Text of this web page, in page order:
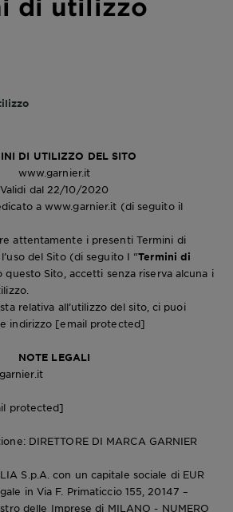
di utilizzo
DI UTILIZZO DEL SITO
www.garnier.it
Validi dal 22/10/2020
a www.garnier.it (di seguito il
attentamente i presenti Termini di
del Sito (di seguito I “Termini di
questo Sito, accetti senza riserva alcuna i
relativa all’utilizzo del sito, ci puoi
indirizzo [email protected]
NOTE LEGALI
protected]
DIRETTORE DI MARCA GARNIER
S.p.A. con un capitale sociale di EUR
in Via F. Primaticcio 155, 20147 –
delle Imprese di MILANO - NUMERO